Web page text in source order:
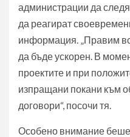
администрации да
да реагират
информация. „Правим
да бъде ускорен. В
проектите и при
изпращани покани към
договори“, посочи тя.
Особено внимание